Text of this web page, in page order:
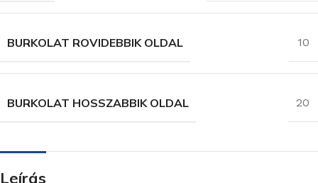
BURKOLAT ROVIDEBBIK OLDAL 10
BURKOLAT HOSSZABBIK OLDAL 20
Leírás